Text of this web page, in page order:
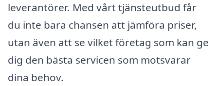
leverantörer. Med vårt tjänsteutbud får
du inte bara chansen att jämföra priser,
utan även att se vilket företag som kan ge
dig den bästa servicen som motsvarar
dina behov.